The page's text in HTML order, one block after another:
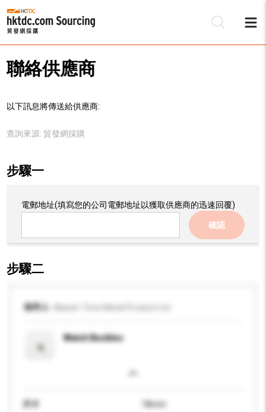
聯絡供應商
以下訊息將傳送給供應商:
查詢來源: 貿發網採購
步驟一
電郵地址(填寫您的公司電郵地址以獲取供應商的迅速回覆)
確認
步驟二
收件人
Watch Buckles
18mm